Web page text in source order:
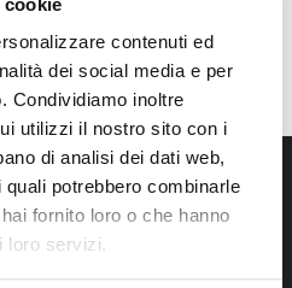
contenuti ed
dei social media e per
Condividiamo inoltre
utilizzi il nostro sito con i
di analisi dei dati web,
potrebbero combinarle
fornito loro o che hanno
loro servizi.
Speedup
per il tuo primo acquisto online!